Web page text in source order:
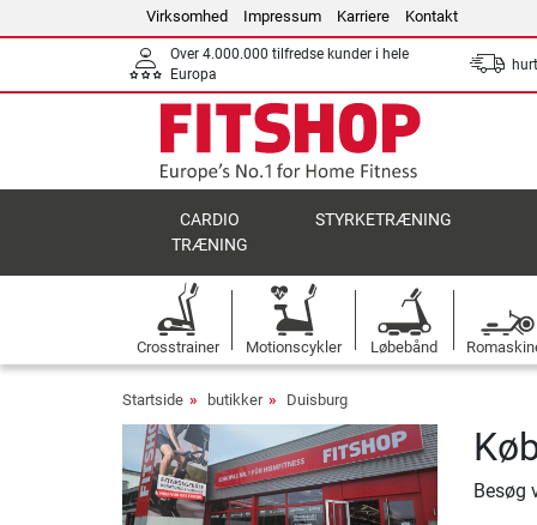
Virksomhed Impressum Karriere Kontakt
Over 4.000.000 tilfredse kunder i hele
Europa
CARDIO
TRÆNING
STYRKETRÆNING
Crosstrainer Motionscykler Løbebånd
Startside butikker Duisburg
Besøg